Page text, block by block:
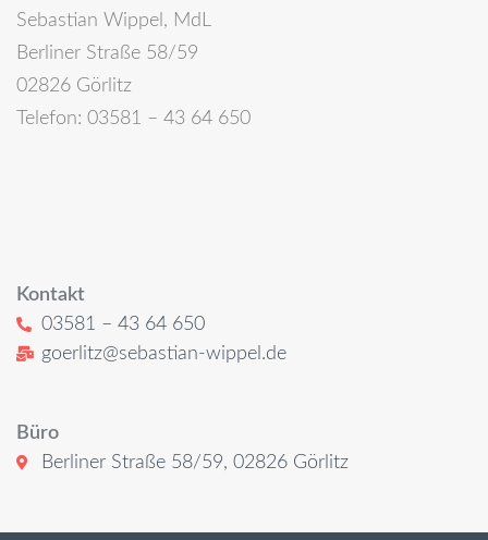
Sebastian Wippel, MdL
Berliner Straße 58/59
02826 Görlitz
Telefon: 03581 – 43 64 650
Kontakt
03581 – 43 64 650
goerlitz@sebastian-wippel.de
Büro
Berliner Straße 58/59, 02826 Görlitz